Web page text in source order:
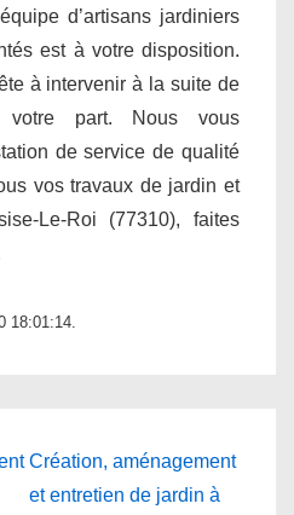
d’artisans jardiniers
est à votre disposition.
à intervenir à la suite de
votre part. Nous vous
de service de qualité
vos travaux de jardin et
Le-Roi (77310), faites
18:01:14.
Next
Post
Création, aménagement
et entretien de jardin à